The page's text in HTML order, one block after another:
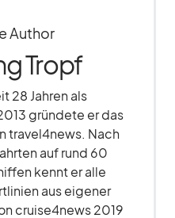
Author
Tropf
28 Jahren als
gründete er das
travel4news. Nach
auf rund 60
kennt er alle
aus eigener
cruise4news 2019